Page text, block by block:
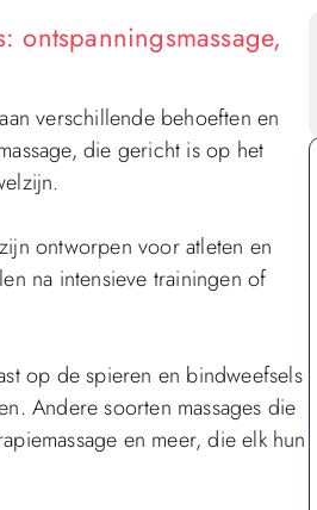
ontspanningsmassage,
verschillende behoeften en
die gericht is op het
ontworpen voor atleten en
na intensieve trainingen of
op de spieren en bindweefsels
Andere soorten massages die
en meer, die elk hun